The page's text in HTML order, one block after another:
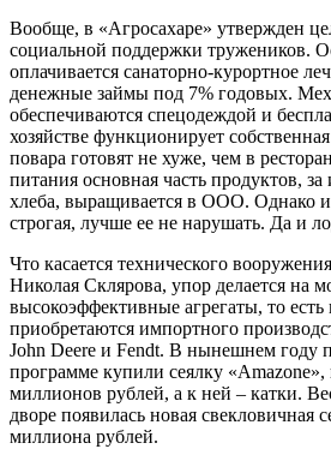
Вообще, в «Агросахаре» утвержден
социальной поддержки тружеников.
оплачивается санаторно-­курортное
денежные займы под 7% годовых.
обеспечиваются спецодеждой и
хозяйстве функционирует
повара готовят не хуже, чем в
питания основная часть продуктов,
хлеба, выращивается в ООО. Однако и
строгая, лучше ее не нарушать. Да и
Что касается технического
Николая Склярова, упор делается на
высокоэффективные агрегаты, то
приобретаются импортного
John Deere и Fendt. В нынешнем году
программе купили сеялку «Amazone»,
миллионов руб­лей, а к ней – ​катки.
дворе появилась новая свекловичная
миллиона руб­лей.